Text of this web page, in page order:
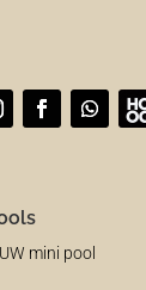
mini pool